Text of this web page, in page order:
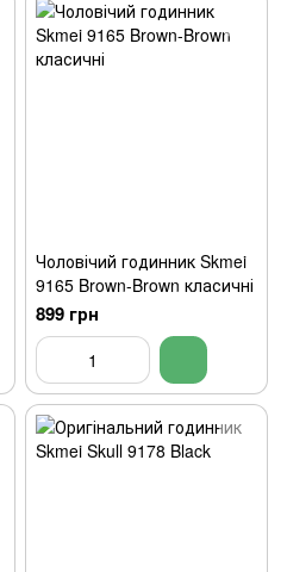
Чоловічий годинник Skmei
9165 Brown-Brown класичні
899 грн